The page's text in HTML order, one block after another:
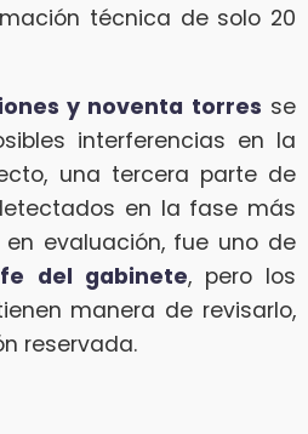
técnica de solo 20
y noventa torres se
interferencias en la
una tercera parte de
en la fase más
evaluación, fue uno de
del gabinete, pero los
manera de revisarlo,
reservada.